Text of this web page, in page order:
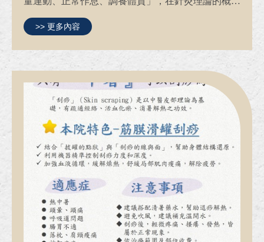
下，將低過敏、人體可吸收的蛋白質線體埋入穴位之
中，長時間的刺激穴位，有健脾益氣，疏筋通絡，調
合陰陽氣...
>> 更多內容